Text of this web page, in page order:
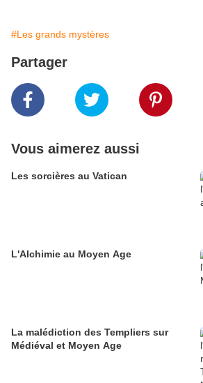
#Les grands mystères
Partager
Vous aimerez aussi
Les sorcières au Vatican
L'Alchimie au Moyen Age
La malédiction des Templiers sur
Médiéval et Moyen Age